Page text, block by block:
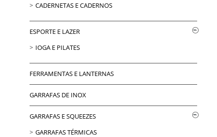
CADERNETAS E CADERNOS
ESPORTE E LAZER
IOGA E PILATES
FERRAMENTAS E LANTERNAS
GARRAFAS DE INOX
GARRAFAS E SQUEEZES
GARRAFAS TÉRMICAS